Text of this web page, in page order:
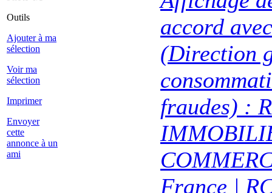
Outils
Ajouter à ma
sélection
Voir ma
sélection
Imprimer
Envoyer
cette
annonce à un
ami
accord
(Direction
fraudes) :
France |